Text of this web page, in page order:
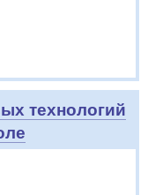
технологий